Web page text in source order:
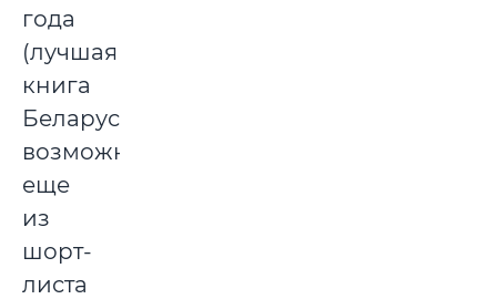
года
(лучшая
книга
Беларуси),
возможно
еще
из
шорт-
листа